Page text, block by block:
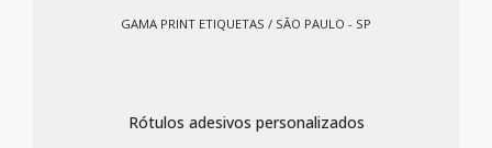
GAMA PRINT ETIQUETAS / SÃO PAULO - SP
Rótulos adesivos personalizados